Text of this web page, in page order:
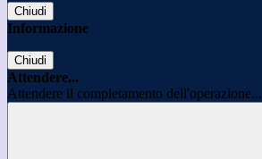
Chiudi
Informazione
Chiudi
Attendere...
Attendere il completamento dell'operazione...